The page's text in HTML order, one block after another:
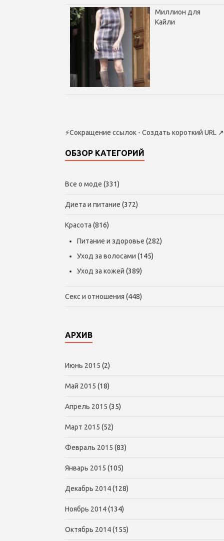
Миллион для
Кайли
⚡Сокращение ссылок - Создать короткий URL ↗
ОБЗОР КАТЕГОРИЙ
Все о моде (331)
Диета и питание (372)
Красота (816)
Питание и здоровье (282)
Уход за волосами (145)
Уход за кожей (389)
Секс и отношения (448)
АРХИВ
Июнь 2015 (2)
Май 2015 (18)
Апрель 2015 (35)
Март 2015 (52)
Февраль 2015 (83)
Январь 2015 (105)
Декабрь 2014(128)
Ноябрь 2014(134)
Октябрь 2014(155)